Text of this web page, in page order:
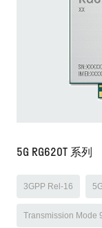
5G RG620T 系列
3GPP Rel-16
Transmission Mode